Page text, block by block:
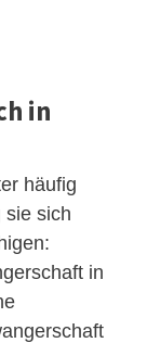
in
häufig
sie sich
in